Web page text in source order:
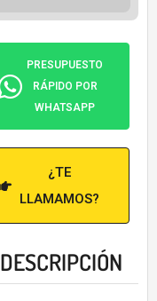
PRESUPUESTO
RÁPIDO POR
WHATSAPP
¿TE
LLAMAMOS?
DESCRIPCIÓN